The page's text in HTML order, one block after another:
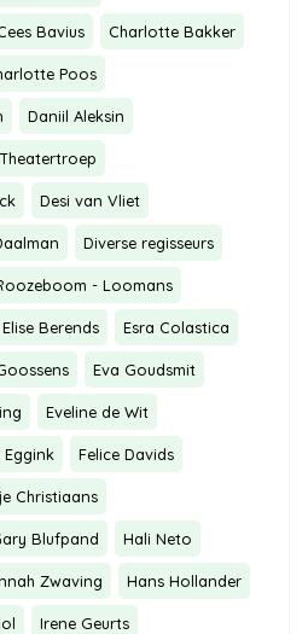
Bavius Charlotte Bakker
Poos
Daniil Aleksin
Desi van Vliet
Diverse regisseurs
- Loomans
Elise Berends Esra Colastica
Eva Goudsmit
Eveline de Wit
Felice Davids
Christiaans
Blufpand Hali Neto
Zwaving Hans Hollander
Irene Geurts